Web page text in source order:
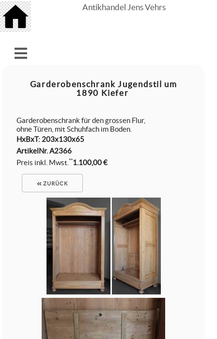
Antikhandel Jens Vehrs
Garderobenschrank Jugendstil um
1890 Kiefer
Garderobenschrank für den grossen Flur,
ohne Türen, mit Schuhfach im Boden.
HxBxT: 203x130x65
ArtikelNr.A2366
Preis inkl. Mwst.**1.100,00 €
ZURÜCK